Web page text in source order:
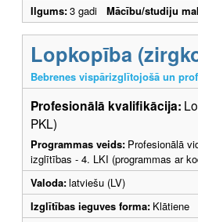
Ilgums:3 gadi Mācību/studiju
Lopkopība
Bebrenes vispārizglītojošā un
Profesionālā kvalifikācija:
PKL)
Programmas veids: Profesionālā
izglītības - 4. LKI (programmas ar
Valoda:latviešu (LV)
Izglītības ieguves forma: Klātiene